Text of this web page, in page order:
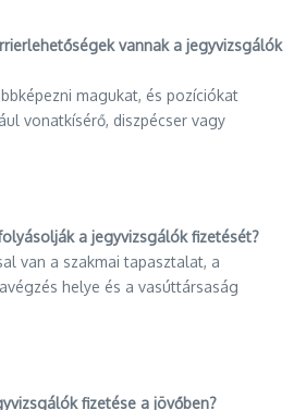
vannak a jegyvizsgálók
magukat, és pozíciókat
vonatkísérő, diszpécser vagy
a jegyvizsgálók fizetését?
van a szakmai tapasztalat, a
helye és a vasúttársaság
fizetése a jövőben?